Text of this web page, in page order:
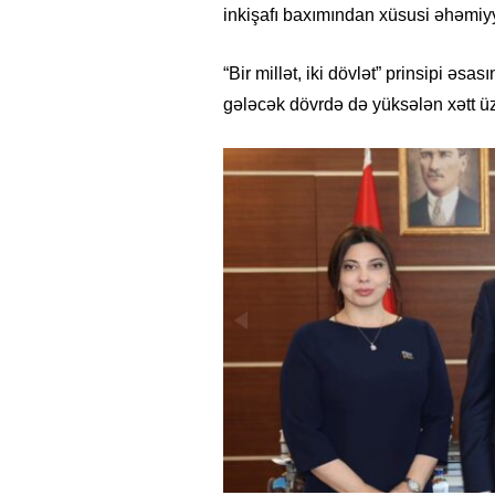
inkişafı baxımından xüsusi
“Bir millət, iki dövlət” prinsipi
gələcək dövrdə də yüksələn xətt